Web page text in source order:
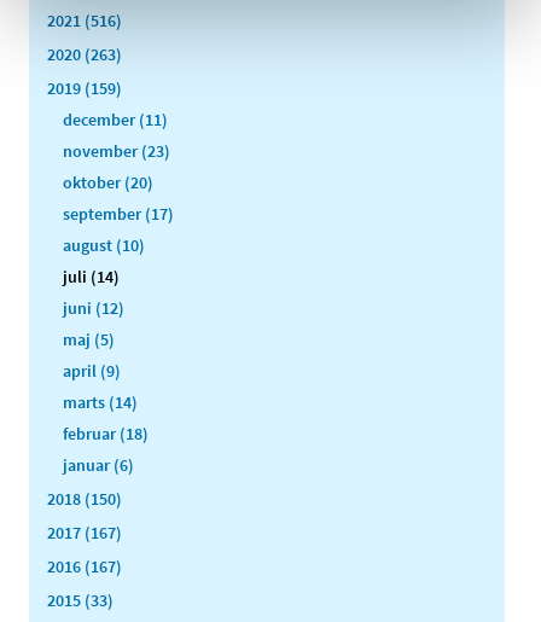
2021 (516)
2020 (263)
2019 (159)
december (11)
november (23)
oktober (20)
september (17)
august (10)
juli (14)
juni (12)
maj (5)
april (9)
marts (14)
februar (18)
januar (6)
2018 (150)
2017 (167)
2016 (167)
2015 (33)